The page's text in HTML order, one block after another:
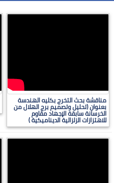
مناقشة بحث التخرج بكليه الهندسة
بعنوان (تحليل وتصميم برج الهلال من
الخرسانة سابقة الإجهاد مقاوم
للاهتزازات الزلزالية الديناميكية )